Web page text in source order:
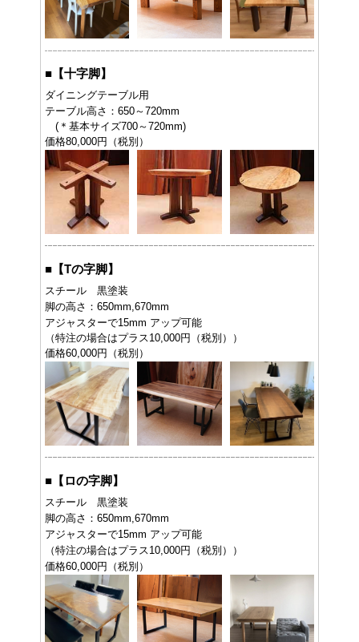
■ 【十字脚】
ダイニングテーブル用
テーブル高さ：650～720mm
(＊基本サイズ700～720mm)
価格80,000円（税別）
■ 【Tの字脚】
スチール 黒塗装
脚の高さ：650mm,670mm
アジャスターで15mm アップ可能
（特注の場合はプラス10,000円（税別））
価格60,000円（税別）
■ 【ロの字脚】
スチール 黒塗装
脚の高さ：650mm,670mm
アジャスターで15mm アップ可能
（特注の場合はプラス10,000円（税別））
価格60,000円（税別）